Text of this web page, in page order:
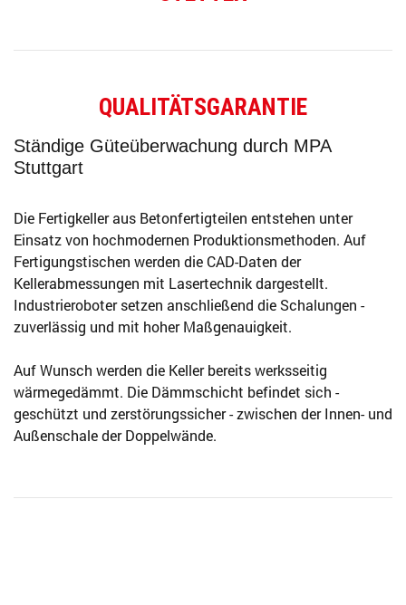
QUALITÄTSGARANTIE
Ständige Güteüberwachung durch MPA
Stuttgart
Die Fertigkeller aus Betonfertigteilen entstehen unter
Einsatz von hochmodernen Produktionsmethoden. Auf
Fertigungstischen werden die CAD-Daten der
Kellerabmessungen mit Lasertechnik dargestellt.
Industrieroboter setzen anschließend die Schalungen -
zuverlässig und mit hoher Maßgenauigkeit.
Auf Wunsch werden die Keller bereits werksseitig
wärmegedämmt. Die Dämmschicht befindet sich -
geschützt und zerstörungssicher - zwischen der Innen- und
Außenschale der Doppelwände.